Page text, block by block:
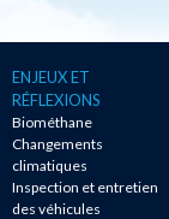
ENJEUX ET
RÉFLEXIONS
Biométhane
Changements
climatiques
Inspection et entretien
des véhicules